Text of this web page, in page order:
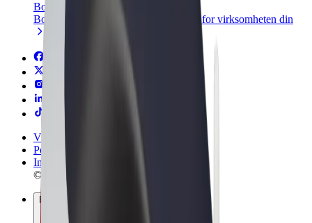
Bolt for Business
Bolt-produkter og tjenester oppskalert for virksomheten din
Vilkår og betingelser
Personvern
Informasjonskapsler
© 2026 Bolt Technology OÜ
Produkter